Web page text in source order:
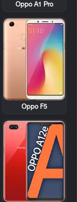
Oppo A1 Pro
Oppo F5